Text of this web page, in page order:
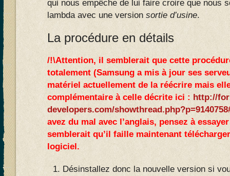
qui nous empêche de lui faire croire que nous
lambda avec une version sortie d’usine.
La procédure en détails
/!\Attention, il semblerait que cette
totalement (Samsung a mis à jour ses
matériel actuellement de la réécrire mais
complémentaire à celle décrite ici : http://
developers.com/
avez du mal avec l’anglais, pensez à
semblerait qu’il faille maintenant
logiciel.
Désinstallez donc la nouvelle version si